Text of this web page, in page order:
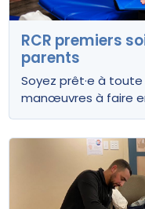
RCR premiers
parents
Soyez prêt·e à
manœuvres à faire